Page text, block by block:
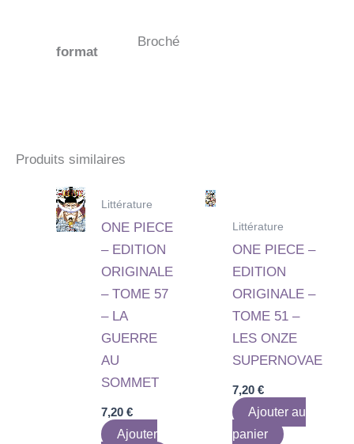
format
Broché
Produits similaires
Littérature
ONE PIECE
– EDITION
ORIGINALE
– TOME 57
– LA
GUERRE
AU
SOMMET
7,20€
Ajouter
Littérature
ONE PIECE –
EDITION
ORIGINALE –
TOME 51 –
LES ONZE
SUPERNOVAE
7,20 €
Ajouter au
panier